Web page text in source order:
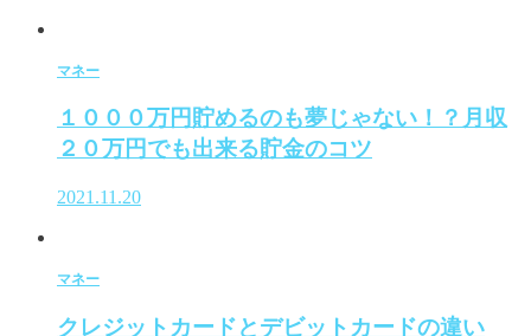
マネー
１０００万円貯めるのも夢じゃない！？月収
２０万円でも出来る貯金のコツ
2021.11.20
マネー
クレジットカードとデビットカードの違い